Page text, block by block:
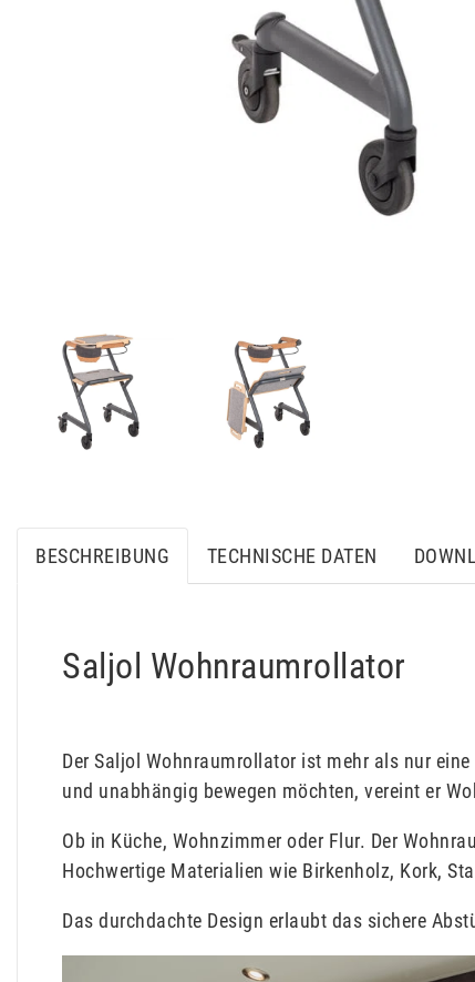
BESCHREIBUNG TECHNISCHE DATEN
Saljol Wohnraumrollator
Der Saljol Wohnraumrollator ist mehr als nur
und unabhängig bewegen möchten, vereint er
Ob in Küche, Wohnzimmer oder Flur. Der
Hochwertige Materialien wie Birkenholz, Kork,
Das durchdachte Design erlaubt das sichere